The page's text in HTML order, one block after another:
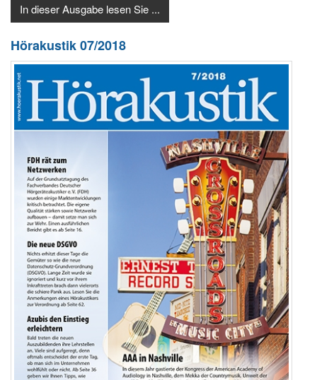
In dieser Ausgabe lesen Sie ...
Hörakustik 07/2018